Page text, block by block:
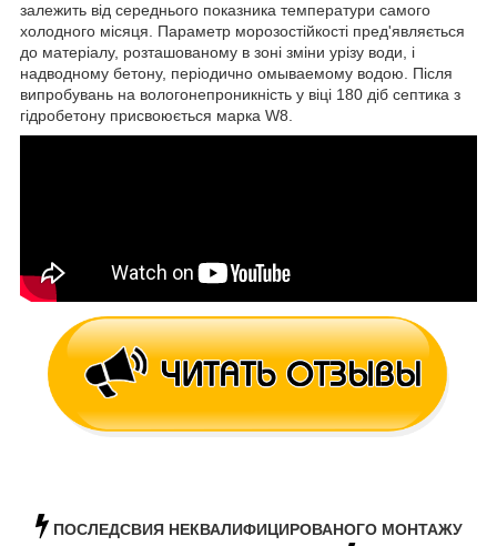
залежить від середнього показника температури самого
холодного місяця. Параметр морозостійкості пред'являється
до матеріалу, розташованому в зоні зміни урізу води, і
надводному бетону, періодично омываемому водою. Після
випробувань на вологонепроникність у віці 180 діб септика з
гідробетону присвоюється марка W8.
ПОСЛЕДСВИЯ НЕКВАЛИФИЦИРОВАНОГО МОНТАЖУ